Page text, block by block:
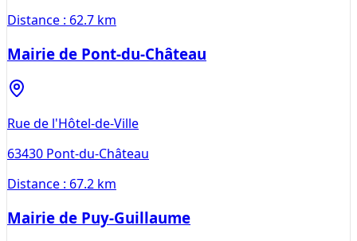
Distance : 62.7 km
Mairie de Pont-du-Château
Rue de l'Hôtel-de-Ville
63430 Pont-du-Château
Distance : 67.2 km
Mairie de Puy-Guillaume